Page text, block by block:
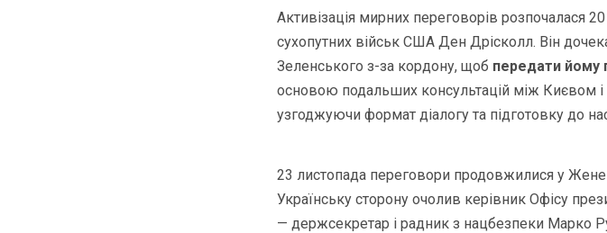
Активізація мирних переговорів розпочалася
сухопутних військ США Ден Дрісколл. Він
Зеленського з-за кордону, щоб передати йому
основою подальших консультацій між Києвом
узгоджуючи формат діалогу та підготовку до
23 листопада переговори продовжилися у
Українську сторону очолив керівник Офісу
— держсекретар і радник з нацбезпеки Марко